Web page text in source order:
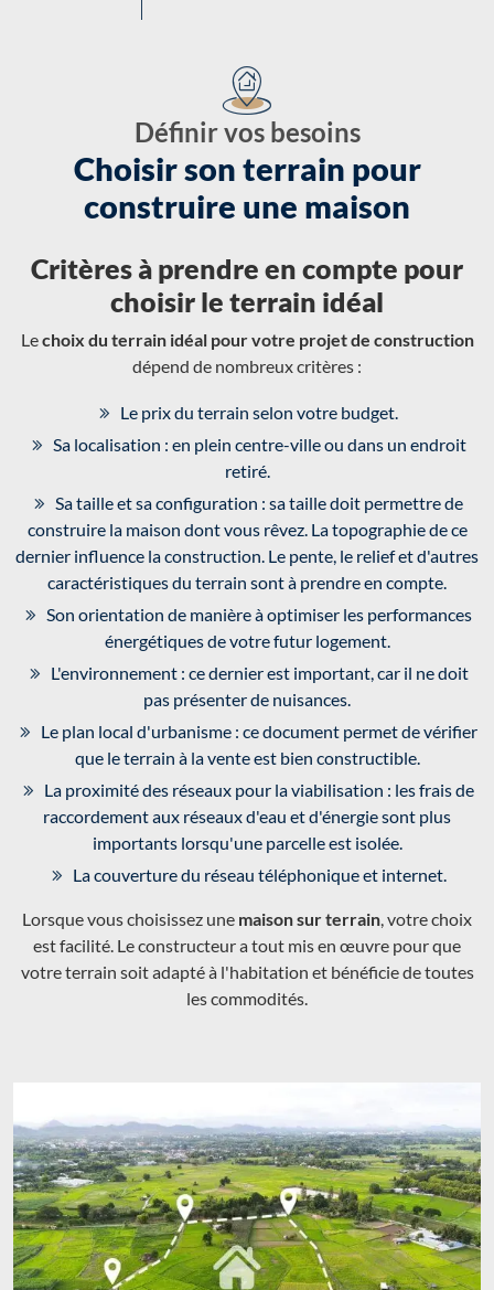
Définir vos besoins
Choisir son terrain pour
construire une maison
Critères à prendre en compte pour
choisir le terrain idéal
Lechoix du terrain idéal pour votre projet de construction
dépend de nombreux critères :
Le prix du terrain selon votre budget.
Sa localisation : en plein centre-ville ou dans un endroit
retiré.
Sa taille et sa configuration : sa taille doit permettre de
construire la maison dont vous rêvez. La topographie de ce
dernier influence la construction. Le pente, le relief et d'autres
caractéristiques du terrain sont à prendre en compte.
Son orientation de manière à optimiser les performances
énergétiques de votre futur logement.
L'environnement : ce dernier est important, car il ne doit
pas présenter de nuisances.
Le plan local d'urbanisme : ce document permet de vérifier
que le terrain à la vente est bien constructible.
La proximité des réseaux pour la viabilisation : les frais de
raccordement aux réseaux d'eau et d'énergie sont plus
importants lorsqu'une parcelle est isolée.
La couverture du réseau téléphonique et internet.
Lorsque vous choisissez une maison sur terrain , votre choix
est facilité. Le constructeur a tout mis en œuvre pour que
votre terrain soit adapté à l'habitation et bénéficie de toutes
les commodités.